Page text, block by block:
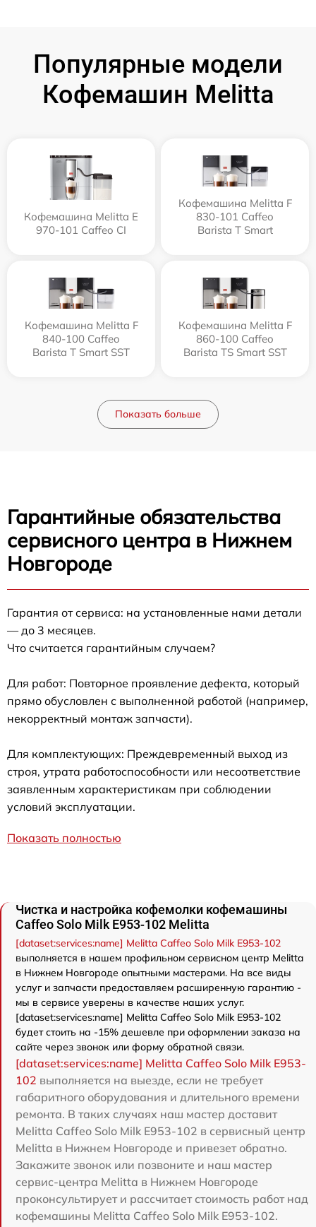
Популярные модели
Кофемашин Melitta
Кофемашина Melitta Е
970-101 Caffeo CI
Кофемашина Melitta F
830-101 Caffeo
Barista T Smart
Кофемашина Melitta F
840-100 Caffeo
Barista T Smart SST
Кофемашина Melitta F
860-100 Caffeo
Barista TS Smart SST
Показать больше
Гарантийные обязательства
сервисного центра в Нижнем
Новгороде
Гарантия от сервиса: на установленные нами детали
— до 3 месяцев.
Что считается гарантийным случаем?
Для работ: Повторное проявление дефекта, который
прямо обусловлен с выполненной работой (например,
некорректный монтаж запчасти).
Для комплектующих: Преждевременный выход из
строя, утрата работоспособности или несоответствие
заявленным характеристикам при соблюдении
условий эксплуатации.
Показать полностью
Чистка и настройка кофемолки кофемашины
Caffeo Solo Milk E953-102 Melitta
[dataset:services:name] Melitta Caffeo Solo Milk E953-102
выполняется в нашем профильном сервисном центр Melitta
в Нижнем Новгороде опытными мастерами. На все виды
услуг и запчасти предоставляем расширенную гарантию -
мы в сервисе уверены в качестве наших услуг.
[dataset:services:name] Melitta Caffeo Solo Milk E953-102
будет стоить на -15% дешевле при оформлении заказа на
сайте через звонок или форму обратной связи.
[dataset:services:name] Melitta Caffeo Solo Milk E953-
102 выполняется на выезде, если не требует
габаритного оборудования и длительного времени
ремонта. В таких случаях наш мастер доставит
Melitta Caffeo Solo Milk E953-102 в сервисный центр
Melitta в Нижнем Новгороде и привезет обратно.
Закажите звонок или позвоните и наш мастер
сервис-центра Melitta в Нижнем Новгороде
проконсультирует и рассчитает стоимость работ над
кофемашины Melitta Caffeo Solo Milk E953-102.